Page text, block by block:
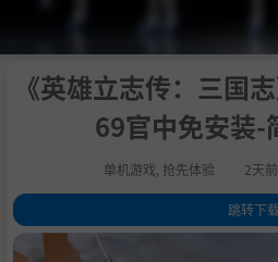
《英雄立志传：三国
69官中免安装-
单机游戏 抢先体验 2天前
跳转下
1.关于此游戏